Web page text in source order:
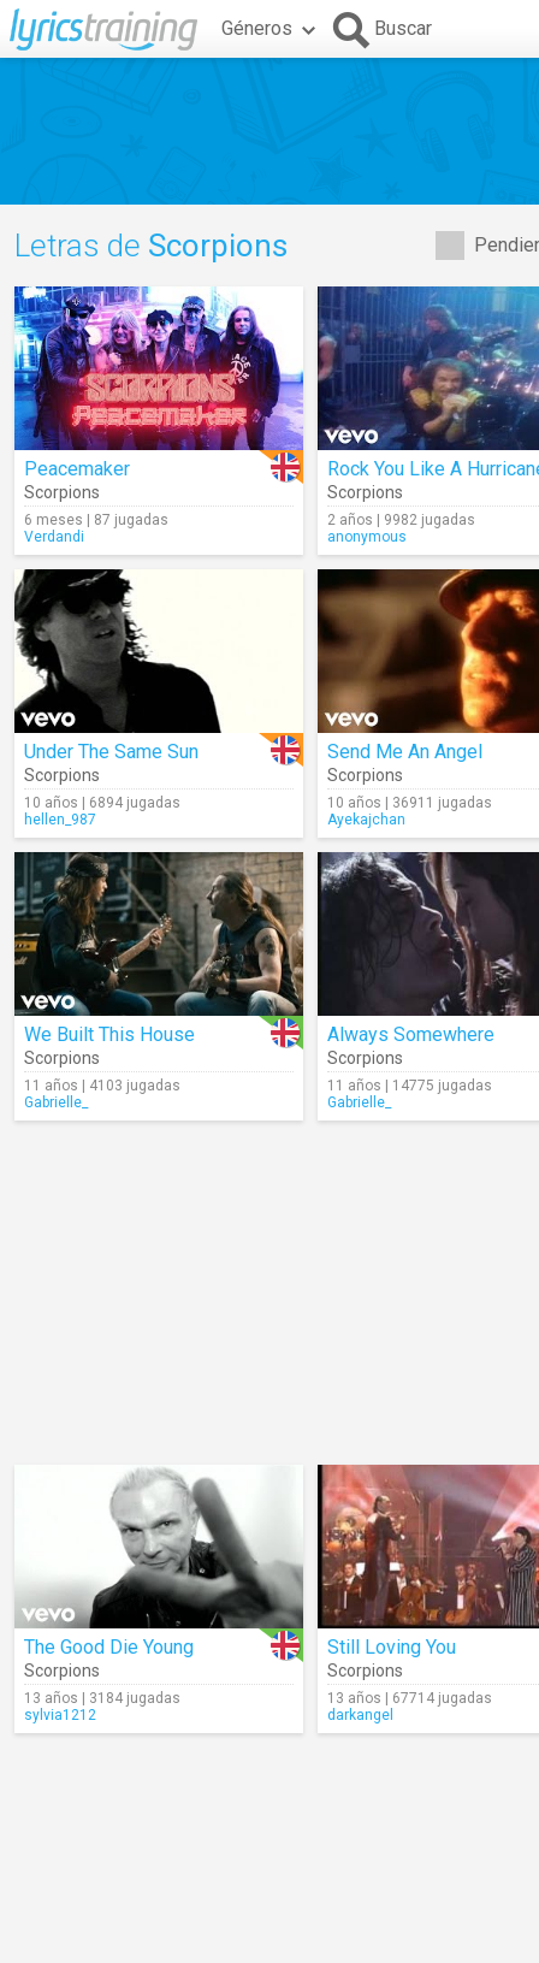
Géneros Buscar
Letras de Scorpions
Peacemaker
Scorpions
6 meses | 87 jugadas
Verdandi
Rock You Like A
Scorpions
2 años | 9982 jugadas
anonymous
Under The Same Sun
Scorpions
10 años | 6894 jugadas
hellen_987
Send Me An Angel
Scorpions
10 años | 36911 jugadas
Ayekajchan
We Built This House
Scorpions
11 años | 4103 jugadas
Gabrielle_
Always Somewhere
Scorpions
11 años | 14775 jugadas
Gabrielle_
The Good Die Young
Scorpions
13 años | 3184 jugadas
sylvia1212
Still Loving You
Scorpions
13 años | 67714 jugadas
darkangel